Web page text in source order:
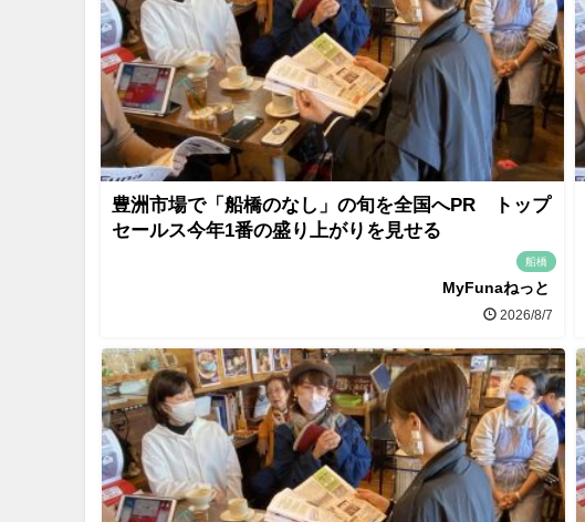
豊洲市場で「船橋のなし」の旬を全国へPR トップ
セールス今年1番の盛り上がりを見せる
船橋
MyFunaねっと
2026/8/7